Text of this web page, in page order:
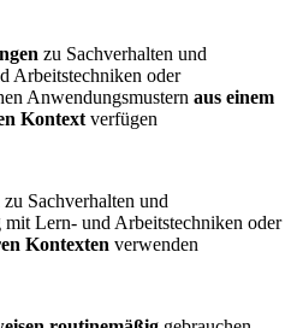
zu Sachverhalten und
Arbeitstechniken oder
Anwendungsmustern aus einem
Kontext verfügen
zu Sachverhalten und
Lern- und Arbeitstechniken oder
Kontexten verwenden